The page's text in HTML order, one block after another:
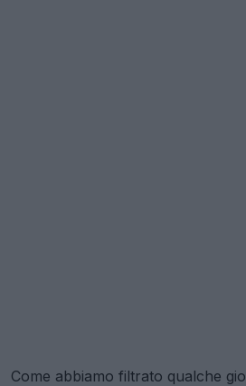
Come abbiamo filtrato qualche